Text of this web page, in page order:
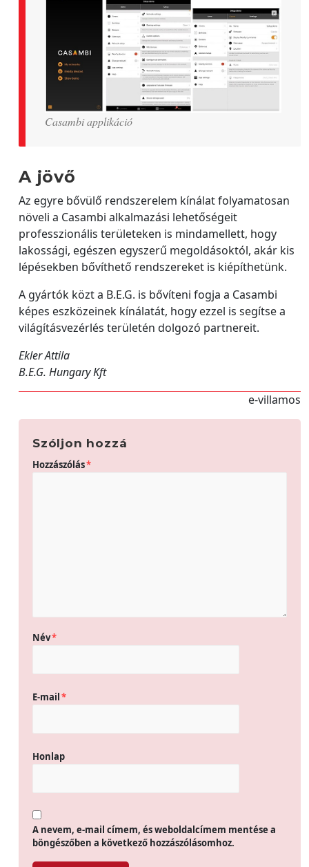
Casambi applikáció
A jövő
Az egyre bővülő rendszerelem kínálat folyamatosan
növeli a Casambi alkalmazási lehetőségeit
professzionális területeken is mindamellett, hogy
lakossági, egészen egyszerű megoldásoktól, akár kis
lépésekben bővíthető rendszereket is kiépíthetünk.
A gyártók közt a B.E.G. is bővíteni fogja a Casambi
képes eszközeinek kínálatát, hogy ezzel is segítse a
világításvezérlés területén dolgozó partnereit.
Ekler Attila
B.E.G. Hungary Kft
e-villamos
Szóljon hozzá
Hozzászólás*
Név*
E-mail*
Honlap
A nevem, e-mail címem, és weboldalcímem mentése a
böngészőben a következő hozzászólásomhoz.